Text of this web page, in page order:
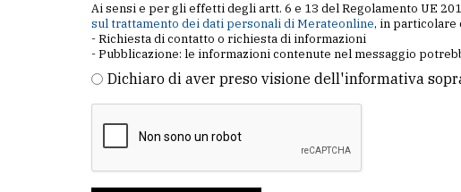
Ai sensi e per gli effetti degli artt. 6 e 13 del Regolamento UE
sul trattamento dei dati personali di Merateonline, in particolare
- Richiesta di contatto o richiesta di informazioni
- Pubblicazione: le informazioni contenute nel messaggio
Dichiaro di aver preso visione dell'informativa